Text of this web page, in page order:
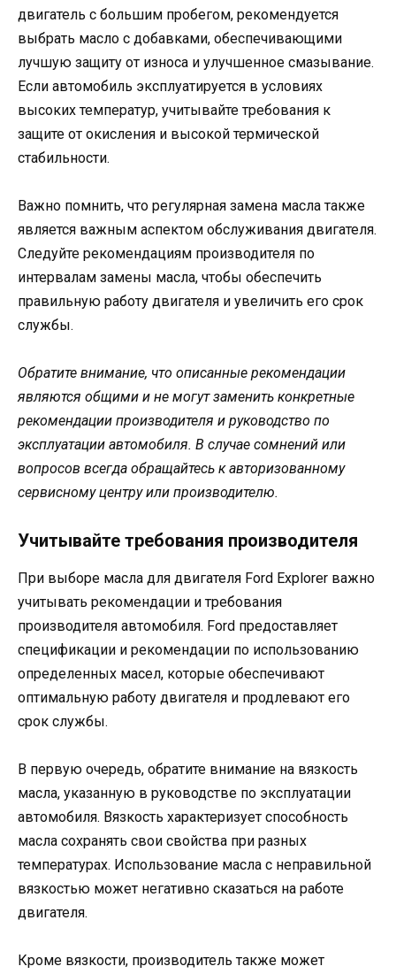
двигатель с большим пробегом, рекомендуется
выбрать масло с добавками, обеспечивающими
лучшую защиту от износа и улучшенное смазывание.
Если автомобиль эксплуатируется в условиях
высоких температур, учитывайте требования к
защите от окисления и высокой термической
стабильности.
Важно помнить, что регулярная замена масла также
является важным аспектом обслуживания двигателя.
Следуйте рекомендациям производителя по
интервалам замены масла, чтобы обеспечить
правильную работу двигателя и увеличить его срок
службы.
Обратите внимание, что описанные рекомендации
являются общими и не могут заменить конкретные
рекомендации производителя и руководство по
эксплуатации автомобиля. В случае сомнений или
вопросов всегда обращайтесь к авторизованному
сервисному центру или производителю.
Учитывайте требования производителя
При выборе масла для двигателя Ford Explorer важно
учитывать рекомендации и требования
производителя автомобиля. Ford предоставляет
спецификации и рекомендации по использованию
определенных масел, которые обеспечивают
оптимальную работу двигателя и продлевают его
срок службы.
В первую очередь, обратите внимание на вязкость
масла, указанную в руководстве по эксплуатации
автомобиля. Вязкость характеризует способность
масла сохранять свои свойства при разных
температурах. Использование масла с неправильной
вязкостью может негативно сказаться на работе
двигателя.
Кроме вязкости, производитель также может